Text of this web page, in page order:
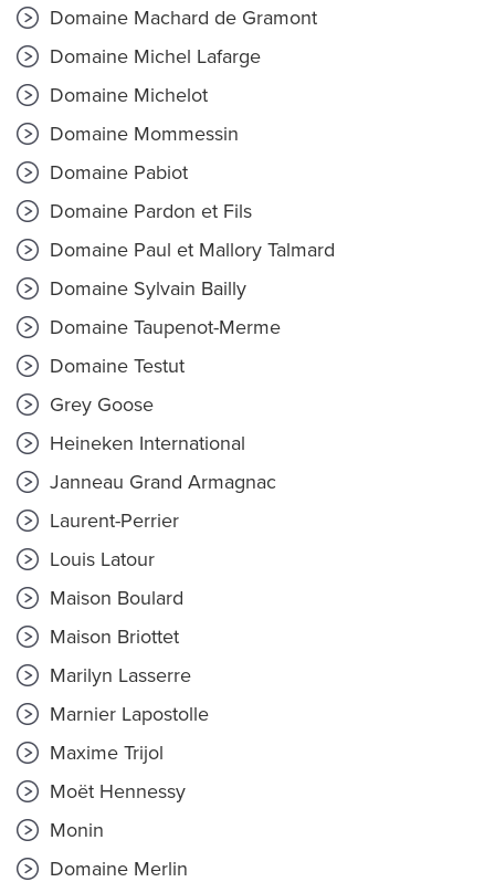
Domaine Machard de Gramont
Domaine Michel Lafarge
Domaine Michelot
Domaine Mommessin
Domaine Pabiot
Domaine Pardon et Fils
Domaine Paul et Mallory Talmard
Domaine Sylvain Bailly
Domaine Taupenot-Merme
Domaine Testut
Grey Goose
Heineken International
Janneau Grand Armagnac
Laurent-Perrier
Louis Latour
Maison Boulard
Maison Briottet
Marilyn Lasserre
Marnier Lapostolle
Maxime Trijol
Moët Hennessy
Monin
Domaine Merlin